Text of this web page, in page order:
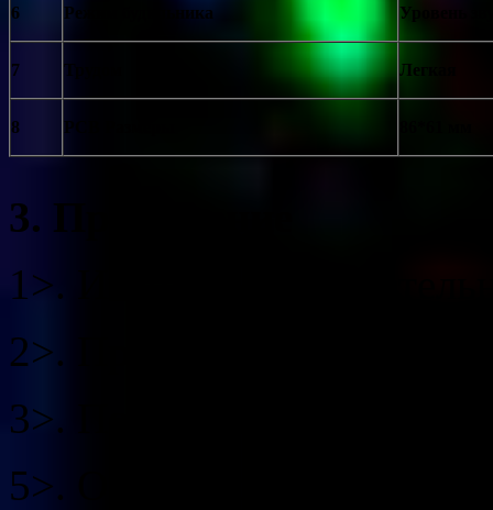
6 Режим будильника Уровень
7 Трудом Легкая
8 PCB Размеры
3. Применение
1>. Игровой
2>. Проверка
3>. Поиск металлических
5>. Обнаружения